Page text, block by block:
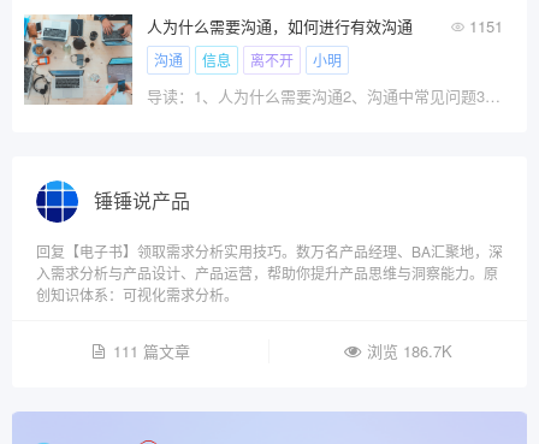
人为什么需要沟通，如何进行有效沟通 1151
沟通 信息 离不开 小明
导读：1、人为什么需要沟通2、沟通中常见问题3、如何进行有效沟通 沟通是人与人之间、人与群体之间思想与感情
锤锤说产品
回复【电子书】领取需求分析实用技巧。数万名产品经理、BA汇聚地，深
入需求分析与产品设计、产品运营，帮助你提升产品思维与洞察能力。原
创知识体系：可视化需求分析。
111 篇文章 浏览 186.7K